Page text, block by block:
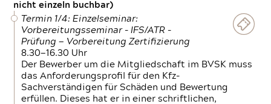
nicht einzeln buchbar)
Termin 1/4: Einzelseminar:
Vorbereitungsseminar - IFS/ATR -
Prüfung — Vorbereitung Zertifizierung
8.30—16.30 Uhr
Der Bewerber um die Mitgliedschaft im BVSK muss
das Anforderungsprofil für den Kfz-
Sachverständigen für Schäden und Bewertung
erfüllen. Dieses hat er in einer schriftlichen,